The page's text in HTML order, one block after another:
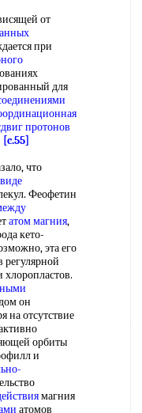
от
при
для
протонов
[c.55]
что
виде
Феофетин
атом магния,
кето-
эта его
он
на отсутствие
орбиты
и
магния
атомов